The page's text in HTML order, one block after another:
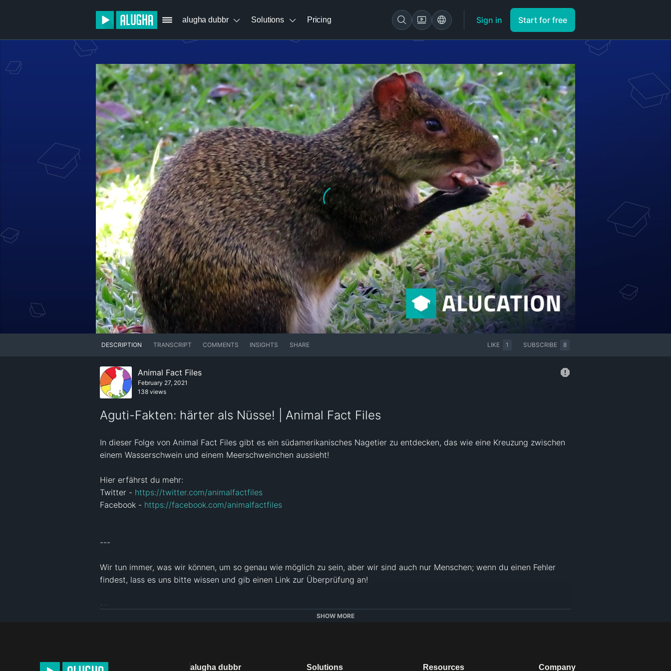
alugha dubbr Solutions Pricing Sign in Start for free
DESCRIPTION TRANSCRIPT COMMENTS INSIGHTS SHARE LIKE 1 SUBSCRIBE 8
Animal Fact Files
February 27, 2021
138 views
Aguti-Fakten: härter als Nüsse! | Animal Fact Files
In dieser Folge von Animal Fact Files gibt es ein südamerikanisches Nagetier zu entdecken, das wie eine Kreuzung zwischen
einem Wasserschwein und einem Meerschweinchen aussieht!
Hier erfährst du mehr:
Twitter - https://twitter.com/animalfactfiles
Facebook - https://facebook.com/animalfactfiles
---
Wir tun immer, was wir können, um so genau wie möglich zu sein, aber wir sind auch nur Menschen; wenn du einen Fehler
findest, lass es uns bitte wissen und gib einen Link zur Überprüfung an!
SHOW MORE
alugha dubbr Solutions Resources Company